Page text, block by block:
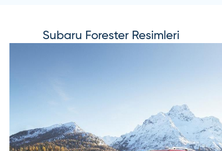
subaru temiz ise her türlü alınır. 6 sene xv kullandım.
tadı başka idi. performans arabası değildir. ancak çok
güvenli bir araçtır. para biriktirip 2020 model üstü
Subaru Forester Resimleri